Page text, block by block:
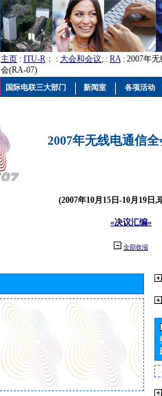
主页 : ITU-R ； : 大会和会议; : RA: 2007年
会(RA-07)
2007年无线电通信
(2007年10月15日-10月19日,
«决议汇编»
全部收缩
国际电联三大部门 新闻室 各项活动